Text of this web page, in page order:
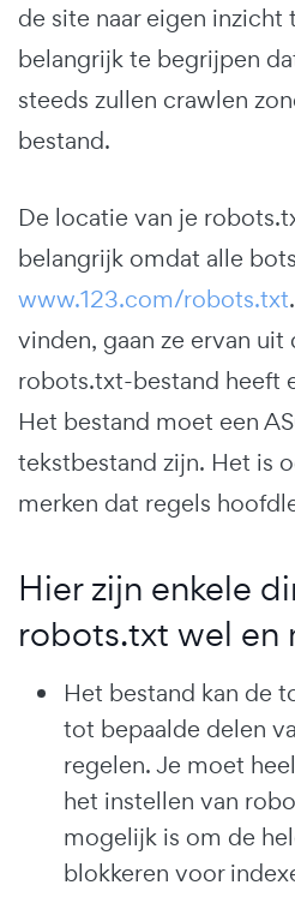
de site naar eigen inzicht
belangrijk te begrijpen
steeds zullen crawlen
bestand.
De locatie van je
belangrijk omdat alle
www.123.com/robots.txt
vinden, gaan ze ervan uit
robots.txt-bestand heeft
Het bestand moet een
tekstbestand zijn. Het is
merken dat regels
Hier zijn enkele
robots.txt wel en
Het bestand kan de
tot bepaalde delen
regelen. Je moet
het instellen van
mogelijk is om de
blokkeren voor